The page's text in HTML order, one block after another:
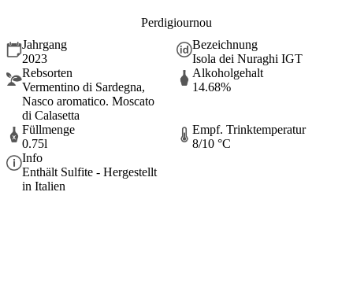
Perdigiournou
Jahrgang
2023
Bezeichnung
Isola dei Nuraghi IGT
Rebsorten
Vermentino di Sardegna,
Nasco aromatico. Moscato
di Calasetta
Alkoholgehalt
14.68%
Füllmenge
0.75l
Empf. Trinktemperatur
8/10 °C
Info
Enthält Sulfite - Hergestellt
in Italien